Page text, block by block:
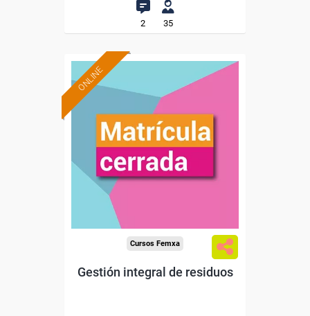
2 35
ONLINE
Cursos Femxa
Gestión integral de residuos